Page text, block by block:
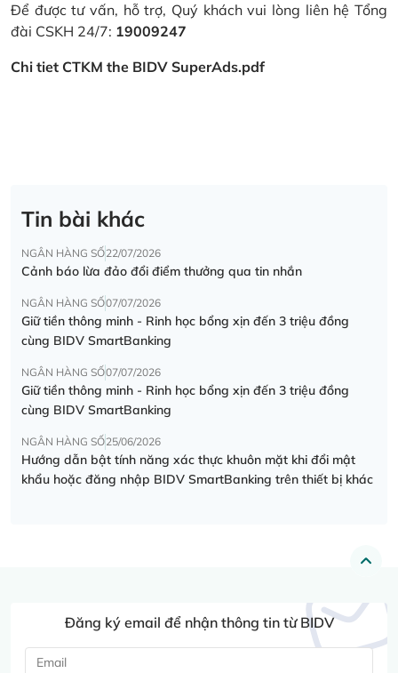
Để được tư vấn, hỗ trợ, Quý khách vui lòng liên hệ Tổng
đài CSKH 24/7: 19009247
Chi tiet CTKM the BIDV SuperAds.pdf
Tin bài khác
NGÂN HÀNG SỐ22/07/2026
Cảnh báo lừa đảo đổi điểm thưởng qua tin nhắn
NGÂN HÀNG SỐ07/07/2026
Giữ tiền thông minh - Rinh học bổng xịn đến 3 triệu đồng
cùng BIDV SmartBanking
NGÂN HÀNG SỐ07/07/2026
Giữ tiền thông minh - Rinh học bổng xịn đến 3 triệu đồng
cùng BIDV SmartBanking
NGÂN HÀNG SỐ25/06/2026
Hướng dẫn bật tính năng xác thực khuôn mặt khi đổi mật
khẩu hoặc đăng nhập BIDV SmartBanking trên thiết bị khác
Đăng ký email để nhận thông tin từ BIDV